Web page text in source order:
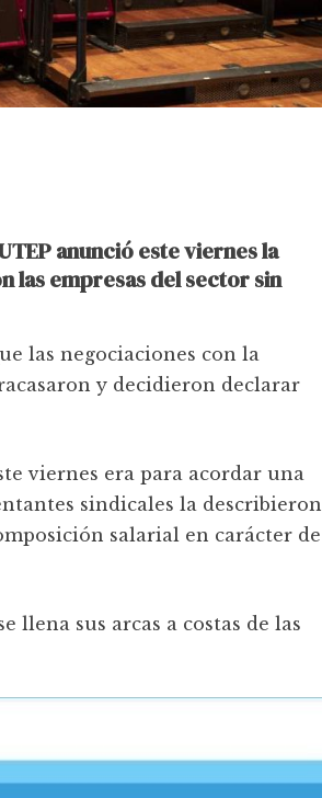
anunció este viernes la
las empresas del sector sin
las negociaciones con la
y decidieron declarar
viernes era para acordar una
sindicales la describieron
salarial en carácter de
llena sus arcas a costas de las